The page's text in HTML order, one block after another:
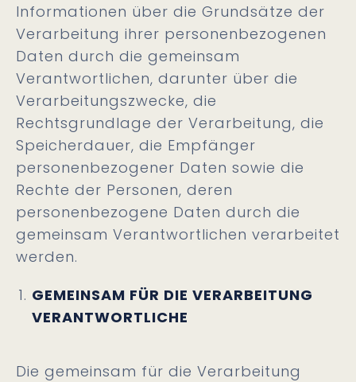
Informationen über die Grundsätze der
Verarbeitung ihrer personenbezogenen
Daten durch die gemeinsam
Verantwortlichen, darunter über die
Verarbeitungszwecke, die
Rechtsgrundlage der Verarbeitung, die
Speicherdauer, die Empfänger
personenbezogener Daten sowie die
Rechte der Personen, deren
personenbezogene Daten durch die
gemeinsam Verantwortlichen verarbeitet
werden.
GEMEINSAM FÜR DIE VERARBEITUNG
VERANTWORTLICHE
Die gemeinsam für die Verarbeitung